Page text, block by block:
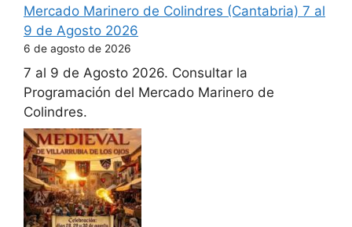
Mercado Marinero de Colindres (Cantabria) 7 al
9 de Agosto 2026
6 de agosto de 2026
7 al 9 de Agosto 2026. Consultar la
Programación del Mercado Marinero de
Colindres.